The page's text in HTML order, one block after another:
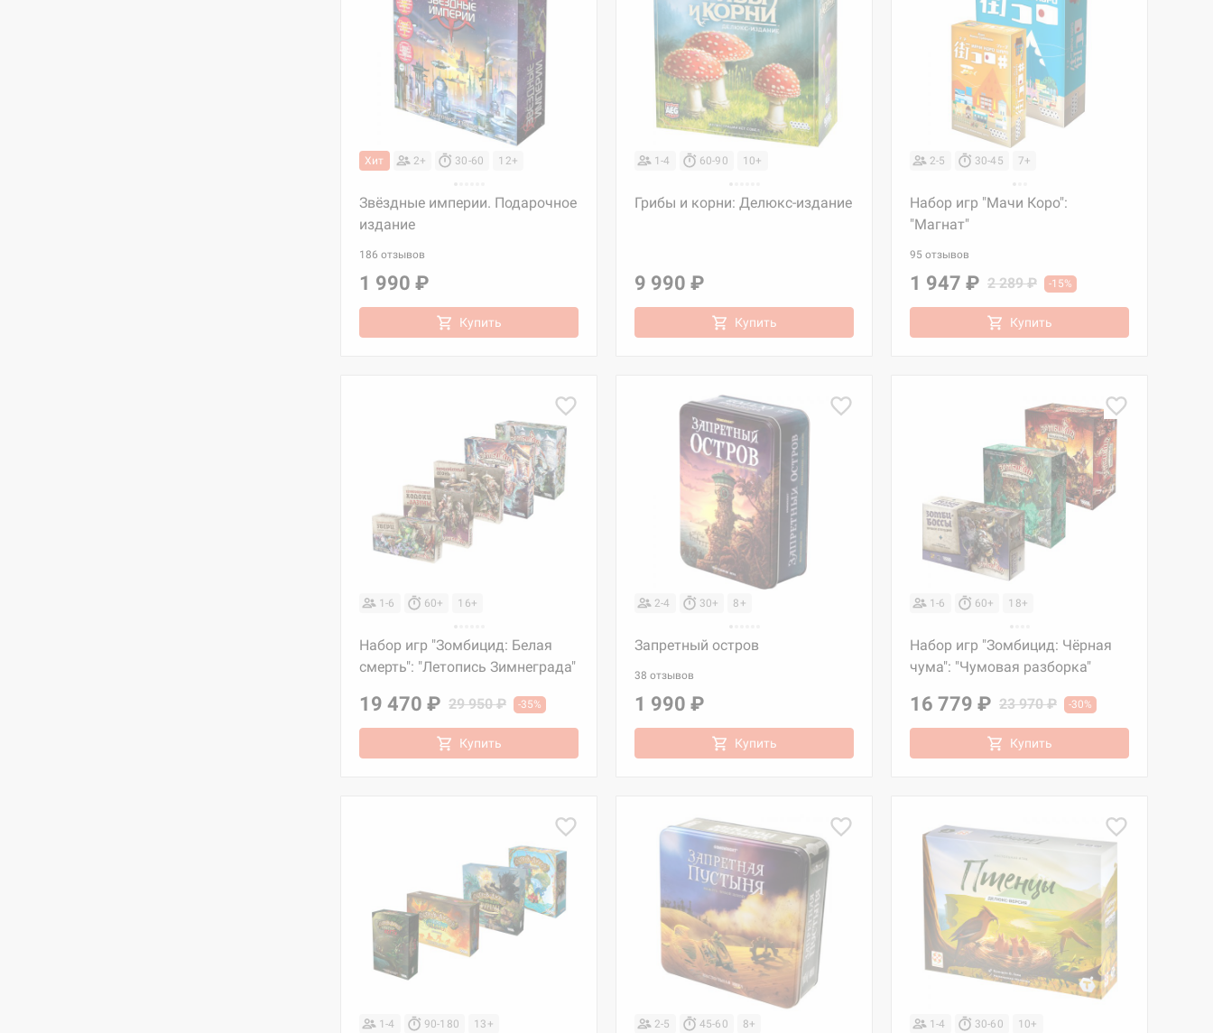
Хит 2+ 30-60 12+
Звёздные империи. Подарочное
издание
186 отзывов
1 990 ₽
Купить
1-4 60-90 10+
Грибы и корни: Делюкс-издание
9 990 ₽
Купить
2-5 30-45 7+
Набор игр "Мачи Коро":
"Магнат"
95 отзывов
1 947 ₽ 2 289 ₽ -15%
Купить
1-6 60+ 16+
Набор игр "Зомбицид: Белая
смерть": "Летопись Зимнеграда"
19 470 ₽ 29 950 ₽ -35%
Купить
2-4 30+ 8+
Запретный остров
38 отзывов
1 990 ₽
Купить
1-6 60+ 18+
Набор игр "Зомбицид: Чёрная
чума": "Чумовая разборка"
16 779 ₽ 23 970 ₽ -30%
Купить
1-4 90-180 13+ 2-5 45-60 8+ 1-4 30-60 10+